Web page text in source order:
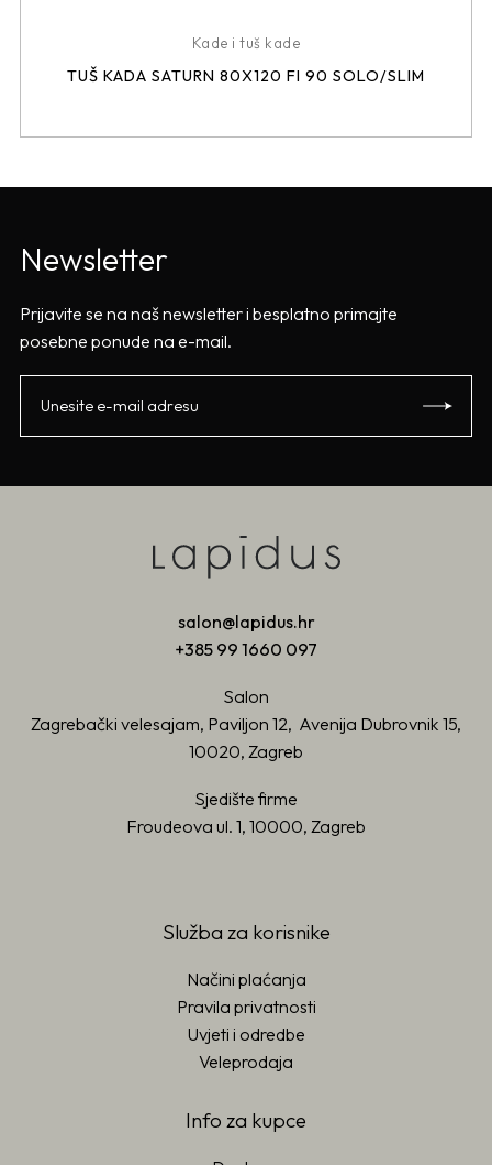
Kade i tuš kade
TUŠ KADA SATURN 80X120 FI 90 SOLO/SLIM
Newsletter
Prijavite se na naš newsletter i besplatno primajte
posebne ponude na e-mail.
salon@lapidus.hr
+385 99 1660 097
Salon
Zagrebački velesajam, Paviljon 12, Avenija Dubrovnik 15,
10020, Zagreb
Sjedište firme
Froudeova ul. 1, 10000, Zagreb
Služba za korisnike
Načini plaćanja
Pravila privatnosti
Uvjeti i odredbe
Veleprodaja
Info za kupce